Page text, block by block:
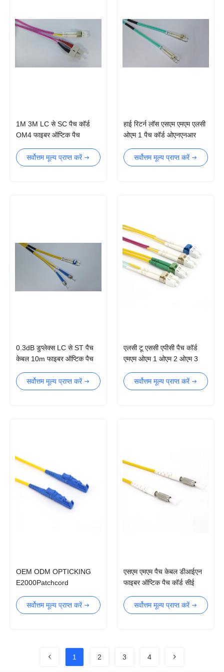
1M 3M LC से SC पैच कॉर्ड
OM4 फाइबर ऑप्टिक पैच
सर्वोत्तम मूल्य प्राप्त करें
हाई रिटर्न लॉस एसएम एमएम एलसी
ओएम 1 पैच कॉर्ड ओएनएनआर
सर्वोत्तम मूल्य प्राप्त करें
0.3dB डुप्लेक्स LC से ST पैच
केबल 10m फाइबर ऑप्टिक पैच
सर्वोत्तम मूल्य प्राप्त करें
एलसी टू एससी एपीसी पैच कॉर्ड
एमएम ओएम 1 ओएम 2 ओएम 3
कॉर्डसर्वोत्तम मूल्य प्राप्त करें
OEM ODM OPTICKING
E2000Patchcord
सर्वोत्तम मूल्य प्राप्त करें
एसएम एमएम पैच केबल डीआईएन
फाइबर ऑप्टिक पैच कॉर्ड सीई
सर्वोत्तम मूल्य प्राप्त करें
1 2 3 4